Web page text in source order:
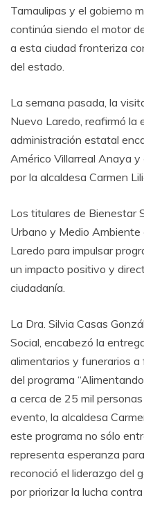
Tamaulipas y el gobierno
continúa siendo el motor
a esta ciudad fronteriza
del estado.
La semana pasada, la
Nuevo Laredo, reafirmó la
administración estatal
Américo Villarreal Anaya y
por la alcaldesa Carmen
Los titulares de Bienestar
Urbano y Medio
Laredo para impulsar
un impacto positivo y
ciudadanía.
La Dra. Silvia Casas
Social, encabezó la
alimentarios y funerarios
del programa
a cerca de 25 mil
evento, la alcaldesa
este programa no sólo
representa esperanza
reconoció el liderazgo del
por priorizar la lucha